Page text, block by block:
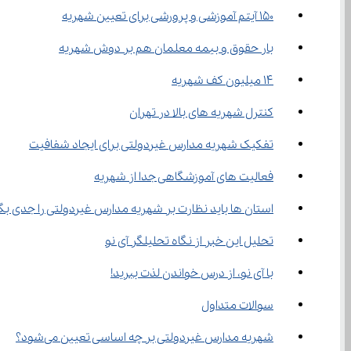
150 آیتم آموزشی و پرورشی برای تعیین شهریه
بار حقوق و بیمه معلمان هم بر دوش شهریه
14 میلیون کف شهریه
کنترل شهریه های بالا در تهران
تفکیک شهریه مدارس غیردولتی برای ایجاد شفافیت
فعالیت های آموزشگاهی جدا از شهریه
استان ها باید نظارت بر شهریه مدارس غیردولتی را جدی
تحلیل این خبر از نگاه تحلیلگر آی نو
با آی نو، از درس خواندن لذت ببرید!
سوالات متداول
شهریه مدارس غیردولتی بر چه اساسی تعیین می‌شود؟